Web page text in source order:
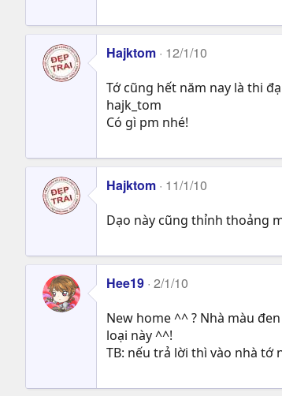
Hajktom 12/1/10
Tớ cũng hết năm nay là thi
hajk_tom
Có gì pm nhé!
Hajktom 11/1/10
Dạo này cũng thỉnh thoảng
Hee19 2/1/10
New home ^^ ? Nhà màu
loại này ^^!
TB: nếu trả lời thì vào nhà tớ